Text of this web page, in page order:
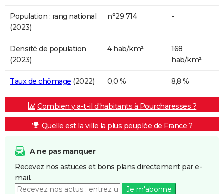
Population : rang national
(2023)
n°29 714 -
Densité de population
(2023)
4 hab/km²
168
hab/km²
Taux de chômage (2022) 0,0 % 8,8 %
Combien y a-t-il d'habitants à Pourcharesses ?
Quelle est la ville la plus peuplée de France ?
A ne pas manquer
Recevez nos astuces et bons plans directement par e-
mail.
Je m'abonne